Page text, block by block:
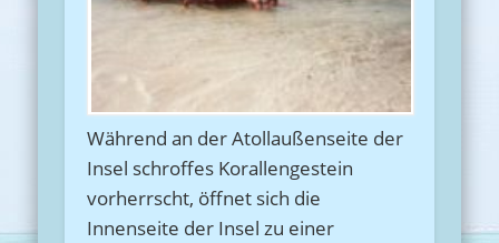
Während an der Atollaußenseite der
Insel schroffes Korallengestein
vorherrscht, öffnet sich die
Innenseite der Insel zu einer